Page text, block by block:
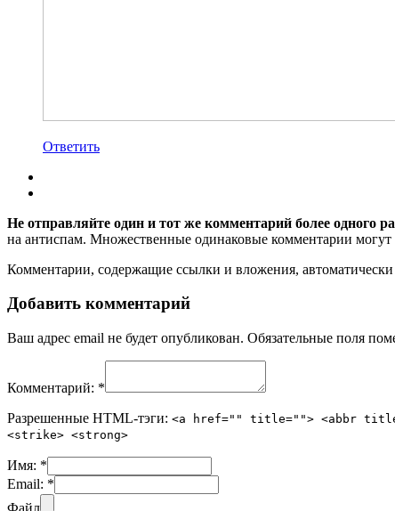
Ответить
Не отправляйте один и тот же комментарий более одного
на антиспам. Множественные одинаковые комментарии могут
Комментарии, содержащие ссылки и вложения,
Добавить комментарий
Ваш адрес email не будет опубликован. Обязательные поля
Комментарий: *
Разрешенные HTML-тэги: <a href="" title=""> <abbr
<strike> <strong>
Имя: *
Email: *
Файл